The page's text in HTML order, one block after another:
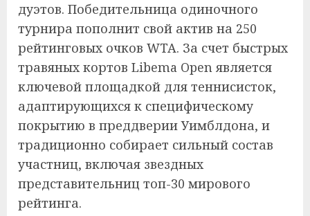
дуэтов. Победительница одиночного
турнира пополнит свой актив на 250
рейтинговых очков WTA. За счет быстрых
травяных кортов Libema Open является
ключевой площадкой для теннисисток,
адаптирующихся к специфическому
покрытию в преддверии Уимблдона, и
традиционно собирает сильный состав
участниц, включая звездных
представительниц топ-30 мирового
рейтинга.